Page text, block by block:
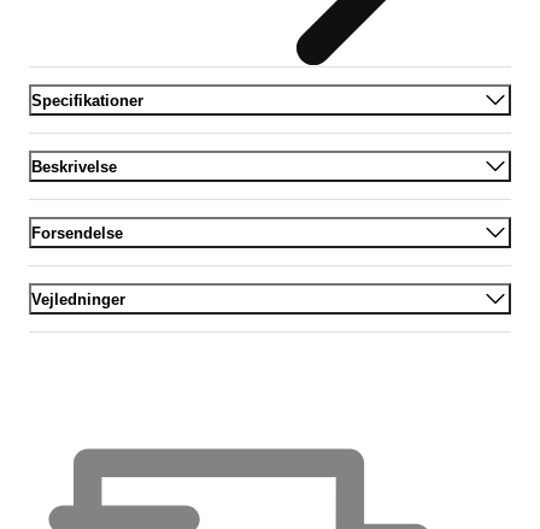
Specifikationer
Beskrivelse
Forsendelse
Vejledninger